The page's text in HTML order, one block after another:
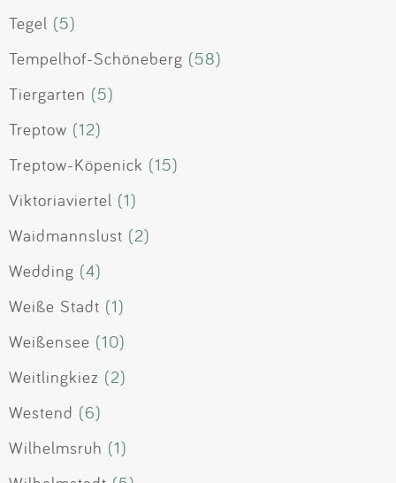
Tegel (5)
Tempelhof-Schöneberg (58)
Tiergarten (5)
Treptow (12)
Treptow-Köpenick (15)
Viktoriaviertel (1)
Waidmannslust (2)
Wedding (4)
Weiße Stadt (1)
Weißensee (10)
Weitlingkiez (2)
Westend (6)
Wilhelmsruh (1)